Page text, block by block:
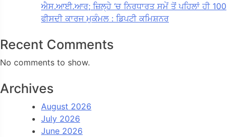
ਐਸ.ਆਈ.ਆਰ; ਜ਼ਿਲ੍ਹੇ ‘ਚ ਨਿਰਧਾਰਤ ਸਮੇਂ ਤੋਂ ਪਹਿਲਾਂ ਹੀ 100
ਫੀਸਦੀ ਕਾਰਜ ਮੁਕੰਮਲ : ਡਿਪਟੀ ਕਮਿਸ਼ਨਰ
Recent Comments
No comments to show.
Archives
August 2026
July 2026
June 2026